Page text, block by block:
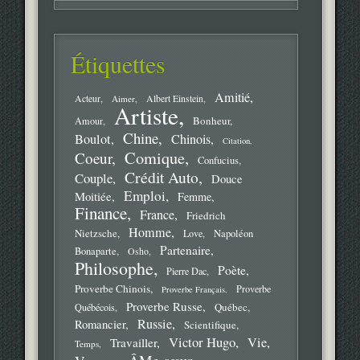
Étiquettes
Acteur Aimer Albert Einstein Amitié
Amour Artiste Bonheur
Boulot Chine Chinois Citation
Coeur Comique Confucius
Couple Crédit Auto
Douce
Moitiée
Emploi Femme
Finance France
Friedrich
Nietzsche
Homme Love
Napoléon
Bonaparte
Osho Partenaire
Philosophe Pierre Dac Poète
Proverbe Chinois Proverbe Français
Proverbe
Québécois
Proverbe Russe Québec
Romancier Russie Scientifique
Temps Travailler Victor Hugo Vie